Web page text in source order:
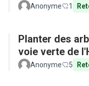
Anonyme 1
Planter des
voie verte de
Anonyme 5